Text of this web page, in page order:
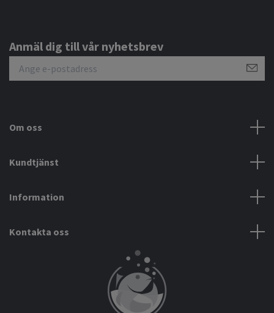
Anmäl dig till vår nyhetsbrev
Om oss
Kundtjänst
Information
Kontakta oss